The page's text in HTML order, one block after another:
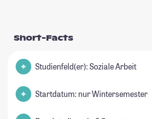
Short-Facts
Studienfeld(er): Soziale Arbeit
Startdatum: nur Wintersemester